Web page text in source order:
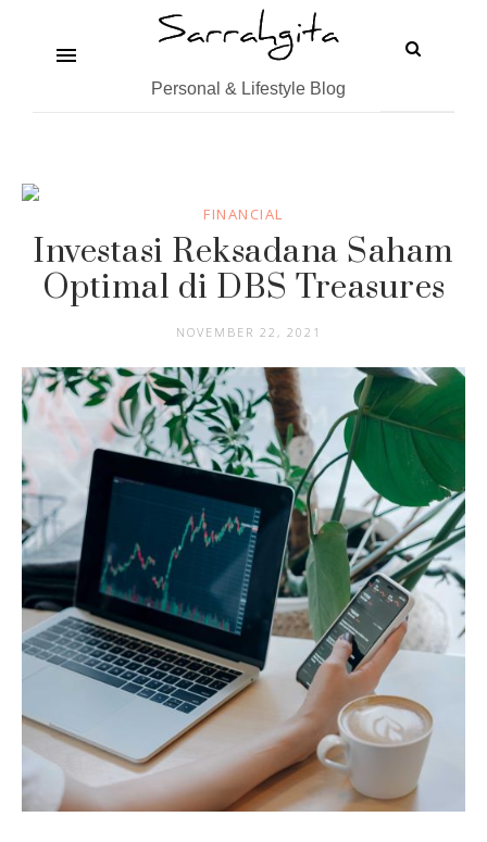
Personal & Lifestyle Blog
FINANCIAL
Investasi Reksadana Saham
Optimal di DBS Treasures
NOVEMBER 22, 2021